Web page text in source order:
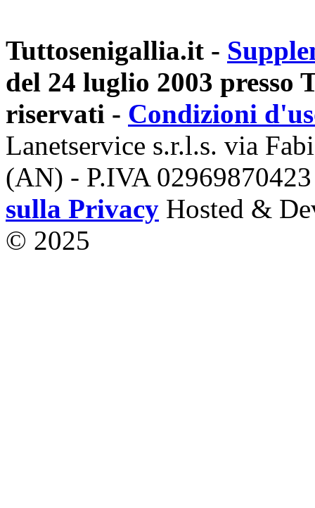
Tuttosenigallia.it -
del 24 luglio 2003
riservati - Condizioni
Lanetservice s.r.l.s. via
(AN) - P.IVA
sulla Privacy Hosted &
© 2025